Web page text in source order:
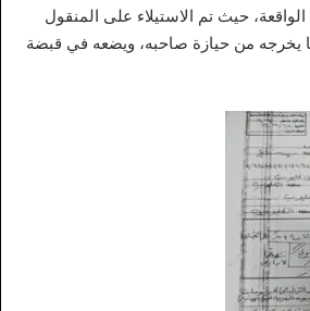
حيث تم الاستيلاء على المنقول
يخرجه من حيازة صاحبه، ويضعه في قبضة